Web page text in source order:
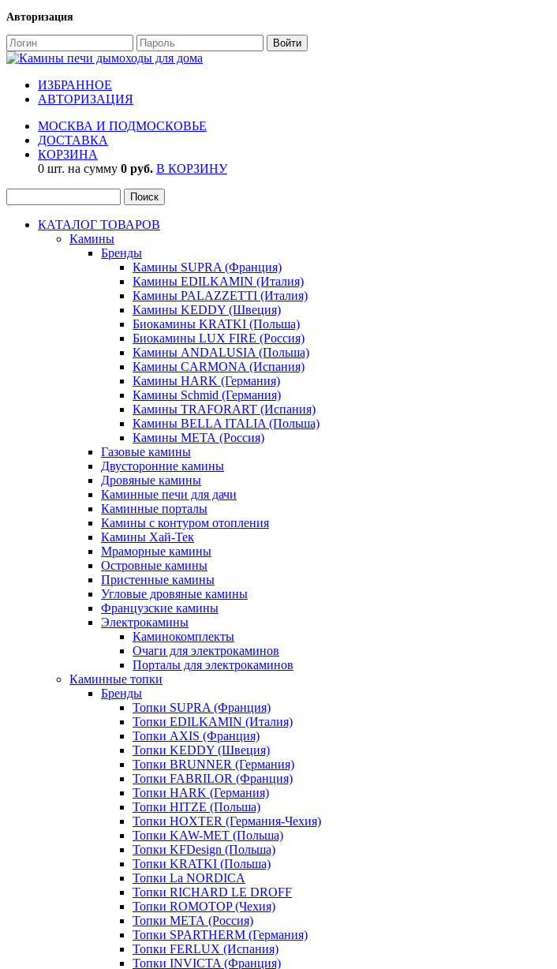
Авторизация
ИЗБРАННОЕ
АВТОРИЗАЦИЯ
МОСКВА И ПОДМОСКОВЬЕ
ДОСТАВКА
КОРЗИНА
0 шт. на сумму 0 руб. В КОРЗИНУ
КАТАЛОГ ТОВАРОВ
Камины
Бренды
Камины SUPRA (Франция)
Камины EDILKAMIN (Италия)
Камины PALAZZETTI (Италия)
Камины KEDDY (Швеция)
Биокамины KRATKI (Польша)
Биокамины LUX FIRE (Россия)
Камины ANDALUSIA (Польша)
Камины CARMONA (Испания)
Камины HARK (Германия)
Камины Schmid (Германия)
Камины TRAFORART (Испания)
Камины BELLA ITALIA (Польша)
Камины МЕТА (Россия)
Газовые камины
Двусторонние камины
Дровяные камины
Каминные печи для дачи
Каминные порталы
Камины с контуром отопления
Камины Хай-Тек
Мраморные камины
Островные камины
Пристенные камины
Угловые дровяные камины
Французские камины
Электрокамины
Каминокомплекты
Очаги для электрокаминов
Порталы для электрокаминов
Каминные топки
Бренды
Топки SUPRA (Франция)
Топки EDILKAMIN (Италия)
Топки AXIS (Франция)
Топки KEDDY (Швеция)
Топки BRUNNER (Германия)
Топки FABRILOR (Франция)
Топки HARK (Германия)
Топки HITZE (Польша)
Топки HOXTER (Германия-Чехия)
Топки KAW-MET (Польша)
Топки KFDesign (Польша)
Топки KRATKI (Польша)
Топки La NORDICA
Топки RICHARD LE DROFF
Топки ROMOTOP (Чехия)
Топки МЕТА (Россия)
Топки SPARTHERM (Германия)
Топки FERLUX (Испания)
Топки INVICTA (Франция)